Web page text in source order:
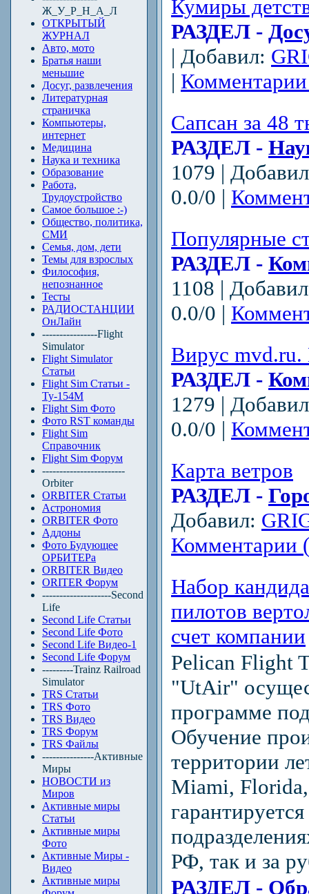
Ж_У_Р_Н_А_Л
ОТКРЫТЫЙ
ЖУРНАЛ
Авто, мото
Братья наши
меньшие
Досуг, развлечения
Литературная
страничка
Компьютеры,
интернет
Медицина
Наука и техника
Образование
Работа,
Трудоустройство
Самое большое :-)
Общество, политика,
СМИ
Семья, дом, дети
Темы для взрослых
Философия,
непознанное
Тесты
РАДИОСТАНЦИИ
ОнЛайн
----------------Flight
Simulator
Flight Simulator
Статьи
Flight Sim Статьи -
Ту-154М
Flight Sim Фото
Фото RST команды
Flight Sim
Справочник
Flight Sim Форум
------------------------
Orbiter
ORBITER Статьи
Астрономия
ORBITER Фото
Аддоны
Фото Будующее
ОРБИТЕРа
ORBITER Видео
ORITER Форум
--------------------Second
Life
Second Life Статьи
Second Life Фото
Second Life Видео-1
Second Life Форум
---------Trainz Railroad
Simulator
TRS Статьи
TRS Фото
TRS Видео
TRS Форум
TRS Файлы
---------------Активные
Миры
НОВОСТИ из
Миров
Активные миры
Статьи
Активные миры
Фото
Активные Миры -
Видео
Активные миры
Кумиры
РАЗДЕЛ -
| Добавил:
|
Сапсан за 48
РАЗДЕЛ -
1079 |
0.0/0 |
Популярные
РАЗДЕЛ -
1108 |
0.0/0 |
Вирус mvd.ru.
РАЗДЕЛ -
1279 |
0.0/0 |
Карта ветров
РАЗДЕЛ -
Добавил:
Комментарии
Набор
пилотов
счет компании
Pelican Flight
"UtAir"
программе
Обучение
территории
Miami,
РФ, так и за
РАЗДЕЛ -